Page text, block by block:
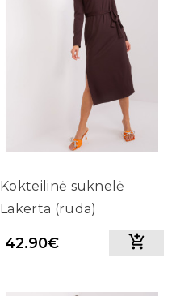
Kokteilinė suknelė
Lakerta (ruda)
42.90€